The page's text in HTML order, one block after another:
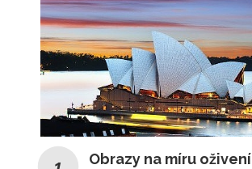
Obrazy na míru oživení